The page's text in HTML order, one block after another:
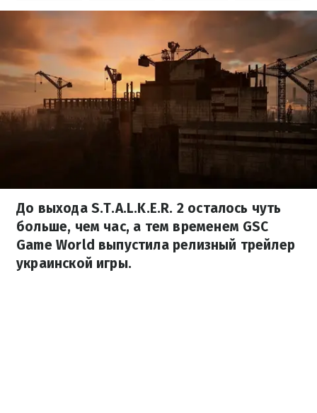
До выхода S.T.A.L.K.E.R. 2 осталось чуть
больше, чем час, а тем временем GSC
Game World выпустила релизный трейлер
украинской игры.